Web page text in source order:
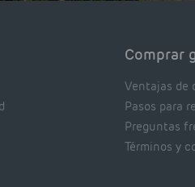
Comprar
Ventajas de
Pasos para
Preguntas
Términos y